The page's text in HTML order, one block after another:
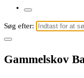
Søg efter:
Gammelskov